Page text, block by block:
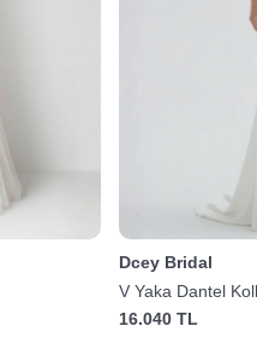
Dcey Bridal
V Yaka Dantel
16.040 TL